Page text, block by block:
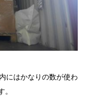
にはかなりの数が使わ